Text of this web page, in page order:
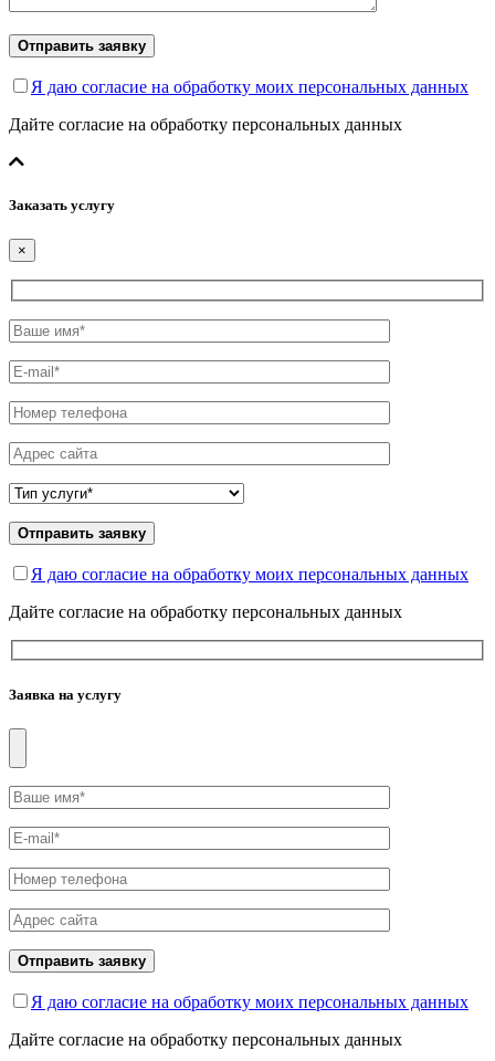
Отправить заявку
Я даю согласие на обработку моих персональных данных
Дайте согласие на обработку персональных данных
Заказать услугу
×
Отправить заявку
Я даю согласие на обработку моих персональных данных
Дайте согласие на обработку персональных данных
Заявка на услугу
Отправить заявку
Я даю согласие на обработку моих персональных данных
Дайте согласие на обработку персональных данных